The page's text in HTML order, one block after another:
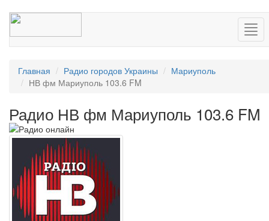
Главная Радио городов Украины
Мариуполь
НВ фм Мариуполь 103.6 FM
Радио НВ фм Мариуполь 103.6 FM